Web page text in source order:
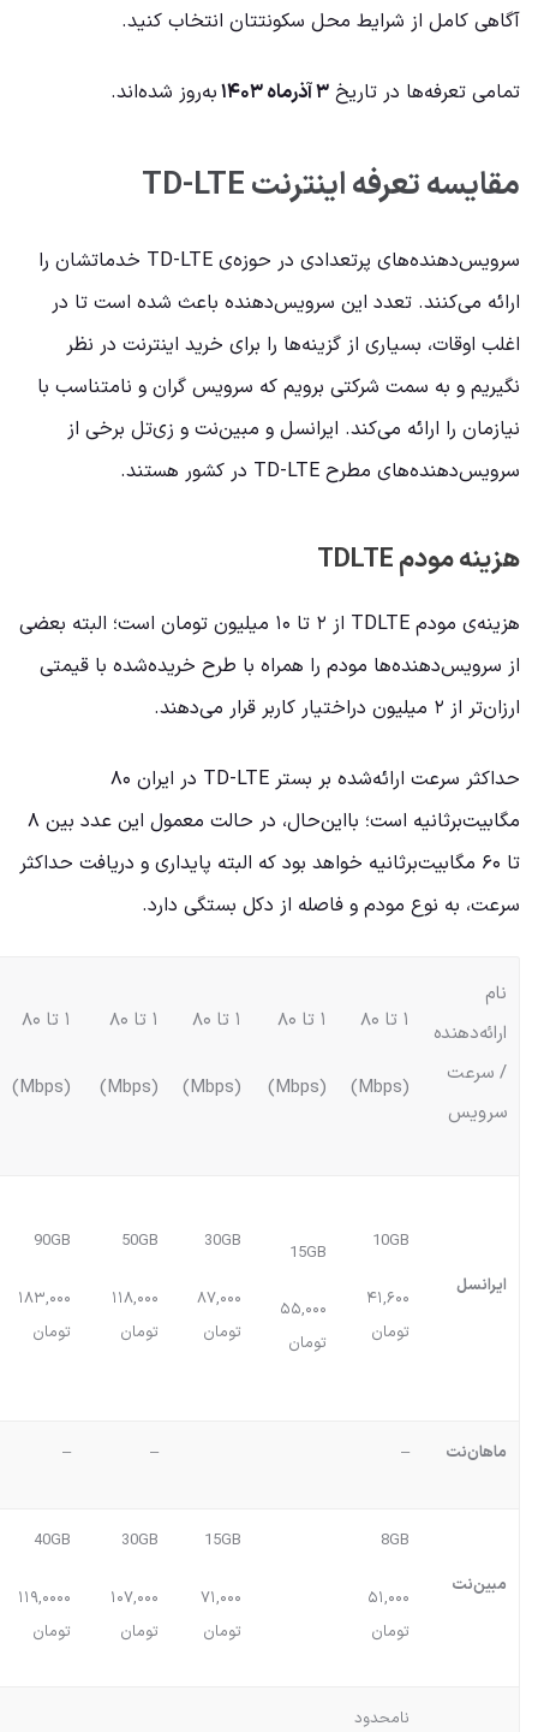
آگاهی کامل از شرایط محل سکونتتان انتخاب کنید.
تمامی تعرفه‌ها در تاریخ ۳ آذرماه ۱۴۰۳ به‌روز شده‌اند.
مقایسه‌ تعرفه‌ اینترنت TD-LTE
سرویس‌دهنده‌های پرتعدادی در حوزه‌ی TD-LTE خدماتشان را
ارائه می‌کنند. تعدد این سرویس‌دهنده باعث شده است تا در
اغلب اوقات، بسیاری‌ از گزینه‌ها را برای خرید اینترنت در نظر
نگیریم و به‌ سمت شرکتی برویم که سرویس گران و نامتناسب با
نیازمان را ارائه می‌کند. ایرانسل و مبین‌نت و زی‌تل برخی از
سرویس‌دهنده‌های مطرح TD-LTE در کشور هستند.
هزینه‌ مودم TDLTE
هزینه‌ی مودم TDLTE از ۲ تا ۱۰ میلیون تومان است؛ البته بعضی
از سرویس‌دهنده‌ها مودم را همراه با طرح خریده‌شده با قیمتی
ارزان‌تر از ۲ میلیون دراختیار کاربر قرار می‌دهند.
حداکثر سرعت ارائه‌شده بر بستر TD-LTE در ایران ۸۰
مگابیت‌بر‌ثانیه است؛ با‌این‌حال، در حالت معمول این عدد بین ۸
تا ۶۰ مگابیت‌بر‌ثانیه خواهد بود که البته پایداری و دریافت حداکثر
سرعت، به نوع مودم و فاصله از دکل بستگی دارد.
نام
ارائه‌دهنده
/ سرعت
سرویس
۱ تا ۸۰
(Mbps)
۱ تا ۸۰
(Mbps)
۱ تا ۸۰
(Mbps)
۱ تا ۸۰
(Mbps)
۱ تا ۸۰
(Mbps)
ایرانسل
10GB
۴۱,۶۰۰
تومان
15GB
۵۵,۰۰۰
تومان
30GB
۸۷,۰۰۰
تومان
50GB
۱۱۸,۰۰۰
تومان
90GB
۱۸۳,۰۰۰
تومان
ماهان‌نت –
–
–
مبین‌نت
8GB
۵۱,۰۰۰
تومان
15GB
۷۱,۰۰۰
تومان
30GB
۱۰۷,۰۰۰
تومان
40GB
۱۱۹,۰۰۰۰
تومان
نامحدود